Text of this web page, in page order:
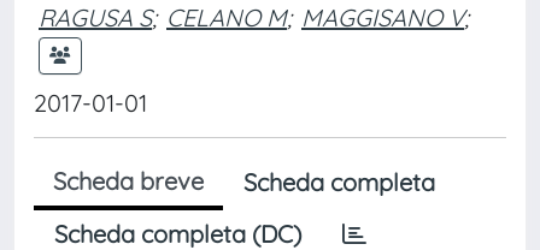
RAGUSA S; CELANO M; MAGGISANO V;
2017-01-01
Scheda breve
Scheda completa
Scheda completa (DC)